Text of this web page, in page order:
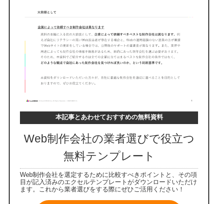
本記事とあわせておすすめの無料資料
Web制作会社の業者選びで役立つ
無料テンプレート
Web制作会社を選定するために比較すべきポイントと、その項
目が記入済みのエクセルテンプレートがダウンロードいただけ
ます。これから業者選びをする際にぜひご活用ください！